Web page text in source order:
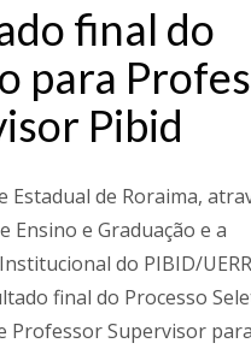
final do
para
Pibid
Estadual de Roraima,
Ensino e Graduação e a
do PIBID/
final do Processo
Professor Supervisor